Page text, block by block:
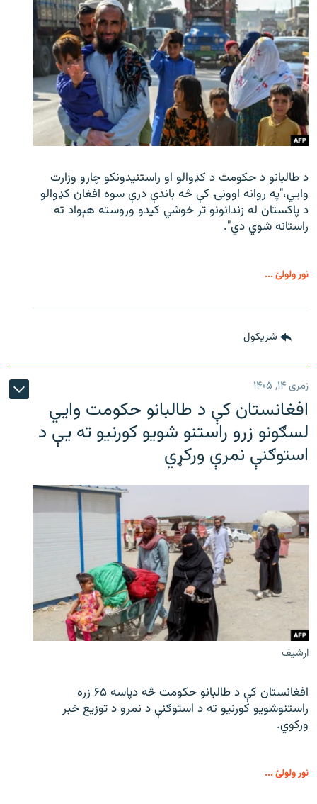
د طالبانو د حکومت د کډوالو او راستنیدونکو چارو وزارت
وايي،"په روانه اوونۍ کې څه باندې درې سوه افغان کډوالو
د پاکستان له زندانونو تر خوشي کیدو وروسته هېواد ته
راستانه شوي دي".
نور ولولئ ...
شريکول
زمری ۱۴, ۱۴۰۵
افغانستان کې د طالبانو حکومت وايي
لسګونو زرو راستنو شویو کورنیو ته یې د
استوګنې نمرې ورکړي
ارشیف
افغانستان کې د طالبانو حکومت څه دپاسه ۶۵ زره
راستنوشویو کورنیو ته د استوګنې د نمرو د توزیع خبر
ورکوي.
نور ولولئ ...